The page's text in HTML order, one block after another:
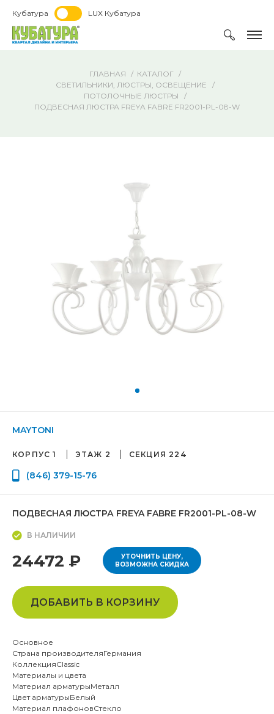
Кубатура LUX Кубатура
ГЛАВНАЯ
КАТАЛОГ
СВЕТИЛЬНИКИ, ЛЮСТРЫ, ОСВЕЩЕНИЕ
ПОТОЛОЧНЫЕ ЛЮСТРЫ
ПОДВЕСНАЯ ЛЮСТРА FREYA FABRE FR2001-PL-08-W
MAYTONI
КОРПУС 1 ЭТАЖ 2 СЕКЦИЯ 224
(846) 379-15-76
ПОДВЕСНАЯ ЛЮСТРА FREYA FABRE FR2001-PL-08-W
В НАЛИЧИИ
24472 ₽
УТОЧНИТЬ ЦЕНУ,
ВОЗМОЖНА СКИДКА
ДОБАВИТЬ В КОРЗИНУ
Основное
Страна производителяГермания
КоллекцияClassic
Материалы и цвета
Материал арматурыМеталл
Цвет арматурыБелый
Материал плафоновСтекло